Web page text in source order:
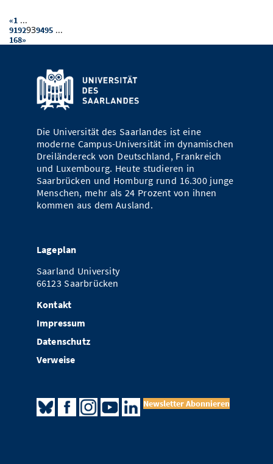
«1 ...
9192939495 ...
168»
Die Universität des Saarlandes ist eine
moderne Campus-Universität im dynamischen
Dreiländereck von Deutschland, Frankreich
und Luxembourg. Heute studieren in
Saarbrücken und Homburg rund 16.300 junge
Menschen, mehr als 24 Prozent von ihnen
kommen aus dem Ausland.
Lageplan
Saarland University
66123 Saarbrücken
Kontakt
Impressum
Datenschutz
Verweise
Newsletter Abonnieren